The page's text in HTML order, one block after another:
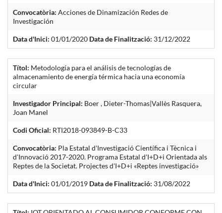
Convocatòria: Acciones de Dinamización Redes de
Investigación
Data d'Inici: 01/01/2020 Data de Finalització: 31/12/2022
Títol: Metodología para el análisis de tecnologías de
almacenamiento de energía térmica hacia una economía
circular
Investigador Principal: Boer , Dieter-Thomas|Vallès Rasquera,
Joan Manel
Codi Oficial: RTI2018-093849-B-C33
Convocatòria: Pla Estatal d'Investigació Científica i Tècnica i
d'Innovació 2017-2020. Programa Estatal d'I+D+i Orientada als
Reptes de la Societat. Projectes d'I+D+i «Reptes investigació»
Data d'Inici: 01/01/2019 Data de Finalització: 31/08/2022